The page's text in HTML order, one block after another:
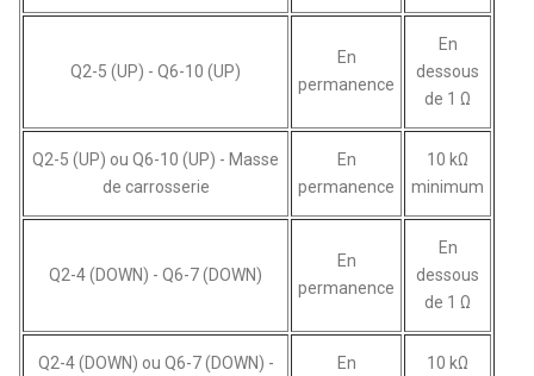
Q2-5 (UP) - Q6-10 (UP)
En
permanence
En
dessous
de 1 Ω
Q2-5 (UP) ou Q6-10 (UP) - Masse
de carrosserie
En
permanence
10 kΩ
minimum
Q2-4 (DOWN) - Q6-7 (DOWN)
En
permanence
En
dessous
de 1 Ω
Q2-4 (DOWN) ou Q6-7 (DOWN) -
En
10 kΩ